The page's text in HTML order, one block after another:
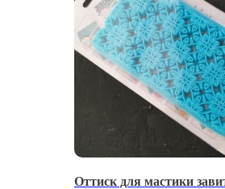
Оттиск для мастики